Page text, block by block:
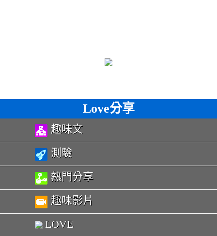
Love分享
趣味文
測驗
熱門分享
趣味影片
LOVE